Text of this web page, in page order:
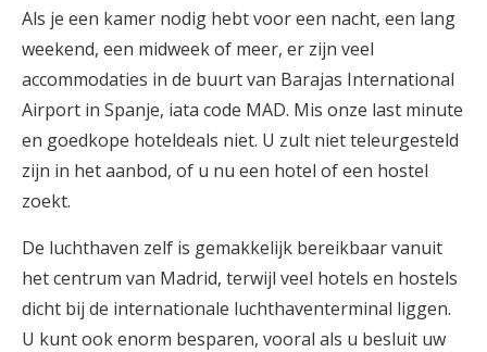
Als je een kamer nodig hebt voor een nacht, een lang
weekend, een midweek of meer, er zijn veel
accommodaties in de buurt van Barajas International
Airport in Spanje, iata code MAD. Mis onze last minute
en goedkope hoteldeals niet. U zult niet teleurgesteld
zijn in het aanbod, of u nu een hotel of een hostel
zoekt.
De luchthaven zelf is gemakkelijk bereikbaar vanuit
het centrum van Madrid, terwijl veel hotels en hostels
dicht bij de internationale luchthaventerminal liggen.
U kunt ook enorm besparen, vooral als u besluit uw